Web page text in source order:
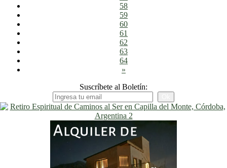
58
59
60
61
62
63
64
»
Suscríbete al Boletín: